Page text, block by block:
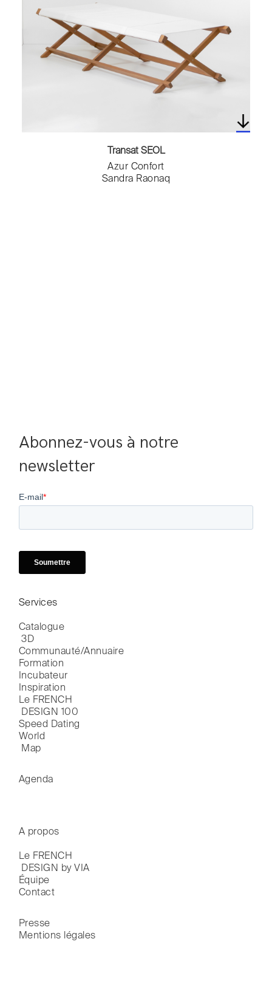
Transat SEOL
Azur Confort
Sandra Raonaq
Abonnez-vous à notre
newsletter
Services
Catalogue
3D
Communauté/Annuaire
Formation
Incubateur
Inspiration
Le FRENCH
DESIGN 100
Speed Dating
World
Map
Agenda
A propos
Le FRENCH
DESIGN by VIA
Équipe
Contact
Presse
Mentions légales